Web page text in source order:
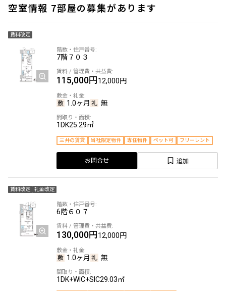
空室情報 7部屋の募集があります
賃料改定
7階７０３
115,000円12,000円
1.0ヶ月 無
1DK25.29㎡
三井の賃貸 当社限定物件 専任物件 ペット可 フリーレント
お問合せ 追加
賃料改定 礼金改定
6階６０７
130,000円12,000円
1.0ヶ月 無
1DK+WIC+SIC29.03㎡